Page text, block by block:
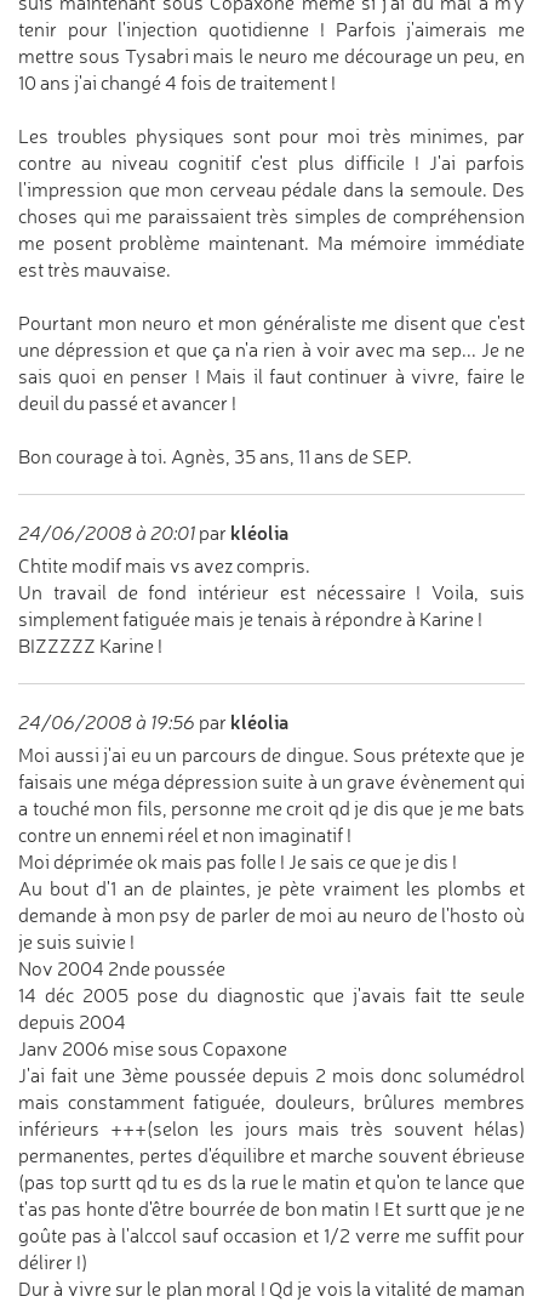
tenir pour l'injection quotidienne ! Parfois j'aimerais me
mettre sous Tysabri mais le neuro me décourage un peu, en
10 ans j'ai changé 4 fois de traitement !
Les troubles physiques sont pour moi très minimes, par
contre au niveau cognitif c'est plus difficile ! J'ai parfois
l'impression que mon cerveau pédale dans la semoule. Des
choses qui me paraissaient très simples de compréhension
me posent problème maintenant. Ma mémoire immédiate
est très mauvaise.
Pourtant mon neuro et mon généraliste me disent que c'est
une dépression et que ça n'a rien à voir avec ma sep... Je ne
sais quoi en penser ! Mais il faut continuer à vivre, faire le
deuil du passé et avancer !
Bon courage à toi. Agnès, 35 ans, 11 ans de SEP.
24/06/2008 à 20:01 par kléolia
Chtite modif mais vs avez compris.
Un travail de fond intérieur est nécessaire ! Voila, suis
simplement fatiguée mais je tenais à répondre à Karine !
BIZZZZZ Karine !
24/06/2008 à 19:56 par kléolia
Moi aussi j'ai eu un parcours de dingue. Sous prétexte que je
faisais une méga dépression suite à un grave évènement qui
a touché mon fils, personne me croit qd je dis que je me bats
contre un ennemi réel et non imaginatif !
Moi déprimée ok mais pas folle ! Je sais ce que je dis !
Au bout d'1 an de plaintes, je pète vraiment les plombs et
demande à mon psy de parler de moi au neuro de l'hosto où
je suis suivie !
Nov 2004 2nde poussée
14 déc 2005 pose du diagnostic que j'avais fait tte seule
depuis 2004
Janv 2006 mise sous Copaxone
J'ai fait une 3ème poussée depuis 2 mois donc solumédrol
mais constamment fatiguée, douleurs, brûlures membres
inférieurs +++(selon les jours mais très souvent hélas)
permanentes, pertes d'équilibre et marche souvent ébrieuse
(pas top surtt qd tu es ds la rue le matin et qu'on te lance que
t'as pas honte d'être bourrée de bon matin ! Et surtt que je ne
goûte pas à l'alccol sauf occasion et 1/2 verre me suffit pour
délirer !)
Dur à vivre sur le plan moral ! Qd je vois la vitalité de maman